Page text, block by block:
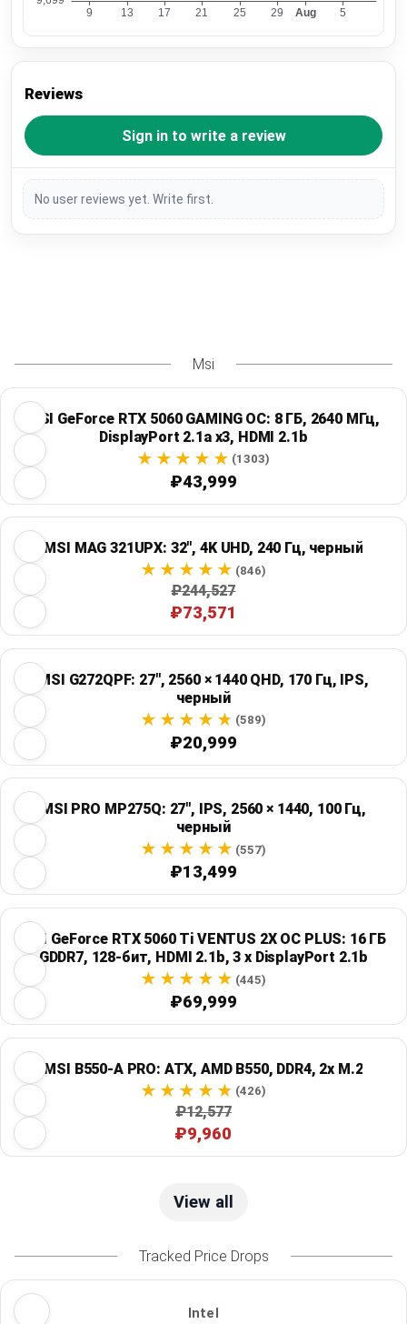
Reviews
Sign in to write a review
No user reviews yet. Write first.
Msi
MSI GeForce RTX 5060 GAMING OC: 8 ГБ, 2640 МГц,
DisplayPort 2.1a x3, HDMI 2.1b
(1303)
₽43,999
MSI MAG 321UPX: 32", 4K UHD, 240 Гц, черный
(846)
₽244,527
₽73,571
MSI G272QPF: 27", 2560 × 1440 QHD, 170 Гц, IPS,
черный
(589)
₽20,999
MSI PRO MP275Q: 27", IPS, 2560 × 1440, 100 Гц,
черный
(557)
₽13,499
MSI GeForce RTX 5060 Ti VENTUS 2X OC PLUS: 16 ГБ
GDDR7, 128-бит, HDMI 2.1b, 3 x DisplayPort 2.1b
(445)
₽69,999
MSI B550-A PRO: ATX, AMD B550, DDR4, 2x M.2
(426)
₽12,577
₽9,960
View all
Tracked Price Drops
Intel